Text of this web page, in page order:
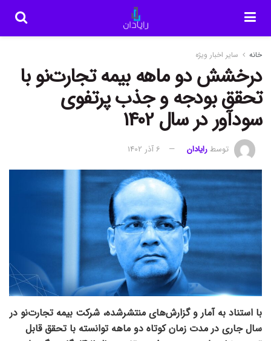
خانه سایر اخبار ویژه
درخشش دو ماهه بیمه تجارت‌نو با
تحقق بودجه و جذب پرتفوی
سودآور در سال 1402
توسطرایادان 6 آذر 1402
با استناد به آمار و گزارش‌های منتشرشده، شرکت بیمه تجارت‌نو در
سال جاری در مدت زمان کوتاه دو ماهه توانسته با تحقق قابل